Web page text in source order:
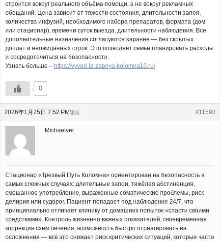
строится вокруг реального объёма помощи, а не вокруг рекламных
обещаний. Цена зависит от тяжести состояния, длительности запоя,
количества инфузий, необходимого набора препаратов, формата (дом
или стационар), времени суток выезда, длительности наблюдения. Все
дополнительные назначения согласуются заранее — без скрытых
доплат и неожиданных строк. Это позволяет семье планировать расходы
и сосредоточиться на безопасности.
Узнать больше – https://vyvod-iz-zapoya-kolomna10.ru/
0
2026年1月25日 7:52 PM #11593
返信
Michaelver
Стационар «Трезвый Путь Коломна» ориентирован на безопасность в
самых сложных случаях: длительные запои, тяжёлая абстиненция,
смешанное употребление, выраженные соматические проблемы, риск
делирия или судорог. Пациент попадает под наблюдение 24/7, что
принципиально отличает клинику от домашних попыток «спасти своими
средствами». Контроль жизненно важных показателей, своевременная
коррекция схем лечения, возможность быстро отреагировать на
осложнения — всё это снижает риск критических ситуаций, которые часто